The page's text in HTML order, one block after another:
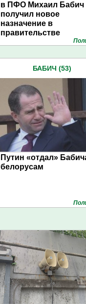
в ПФО Михаил Бабич
получил новое
назначение в
правительстве
БАБИЧ (53)
Путин «отдал»
белорусам